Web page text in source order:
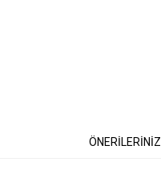
ÖNERİLERİNİZ